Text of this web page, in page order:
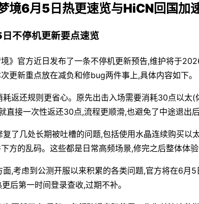
境6月5日热更速览与HiCN回国加
不停机更新要点速览
境》官方近日发布了一条不停机更新预告,维护将于
更新重点放在减负和修bug两件事上,具体内容如下。
耗返还规则更省心。原先出击入场需要消耗30点以
直接一次性返还30点,流程更顺滑,也避免了中途退出
复了几处长期被吐槽的问题,包括使用水晶连续购买
方的乱码。这些都是日常高频场景,修完之后整体体验
面,考虑到公测开服以来积累的各类问题,官方将在6
更后第一时间登录查收,过期不补。